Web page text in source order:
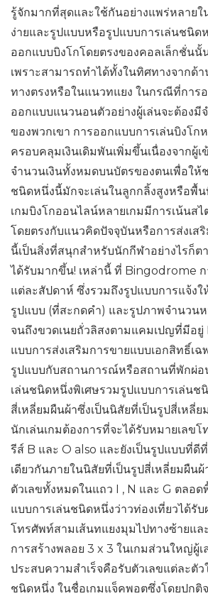
รู้จักมากที่สุดและใช้กันอย่างแพร่หลายใ
ง่ายและรูปแบบหรือรูปแบบการเล่นชนิ
ออกแบบบิงโกโดยตรงของคอลเล็กชั่นนั้
เพราะสามารถทำได้ทั้งในทิศทางจากด้
ทางตรงหรือในแนวทแยง ในกรณีที่การ
ออกแบบแนวนอนตัวอย่างผู้เล่นจะต้องมี
ของพวกเขา การออกแบบการเล่นบิงโก
ครอบคลุมเงินเดิมพันเพิ่มขึ้นเนื่องจากผู้เ
จำนวนเงินทั้งหมดบนบัตรของตนเพื่อให้
ชนิดหนึ่งนี้มักจะเล่นในลูกกลิ้งสูงหรือพื้
เกมบิงโกออนไลน์หลายเกมมีการเน้นสไ
โดยตรงกับแนวคิดปัจจุบันหรือการส่งเส
นี้เป็นสิ่งที่สนุกสำหรับนักกีฬาอย่างไรก็ต
ได้รับมากขึ้น! เหล่านี้ ที่ Bingodrome
แต่ละสัปดาห์ ซึ่งรวมถึงรูปแบบการแจ้ง
รูปแบบ (ที่สะกดคำ) และรูปภาพจำนวนห
จนถึงขวดเนยถั่วลิสงตามแคมเปญที่มีอ
แบบการส่งเสริมการขายแบบเอกสิทธิ์เ
รูปแบบกับสถานการณ์หรือสถานที่พักผ่อ
เล่นชนิดหนึ่งพิเศษรวมรูปแบบการเล่นช
สี่เหลี่ยมผืนผ้าซึ่งเป็นนิสัยที่เป็นรูปสี่เหลี่
นักเล่นเกมต้องการที่จะได้รับหมายเลข
รีส์ B และ O also และยังเป็นรูปแบบที่
เดียวกันภายในนิสัยที่เป็นรูปสี่เหลี่ยมผืนผ้
ตัวเลขทั้งหมดในแถว I , N และ G ตลอ
แบบการเล่นชนิดหนึ่งว่าวท่องเที่ยวได้รั
โทรศัพท์สามเส้นทแยงมุมไปทางซ้ายแล
การสร้างพลอย 3 x 3 ในเกมส่วนใหญ่ผู้
ประสบความสำเร็จคือรับตัวเลขแต่ละตั
ชนิดหนึ่ง ในชื่อเกมแจ็คพอตซึ่งโดยปกติ